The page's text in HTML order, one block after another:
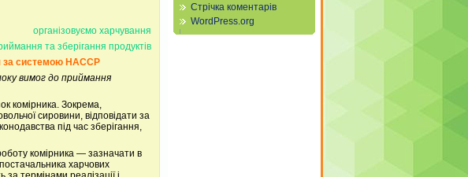
організовуємо харчування
та зберігання продуктів
за системою НАССР
вимог до приймання
комірника. Зокрема,
сировини, відповідати за
під час зберігання,
комірника — зазначати в
харчових
Стрічка коментарів
WordPress.org